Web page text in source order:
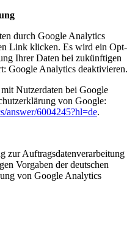
durch Google Analytics
Link klicken. Es wird ein Opt-
Ihrer Daten bei zukünftigen
Google Analytics deaktivieren.
Nutzerdaten bei Google
von Google:
answer/6004245?hl=de.
zur Auftragsdatenverarbeitung
Vorgaben der deutschen
von Google Analytics